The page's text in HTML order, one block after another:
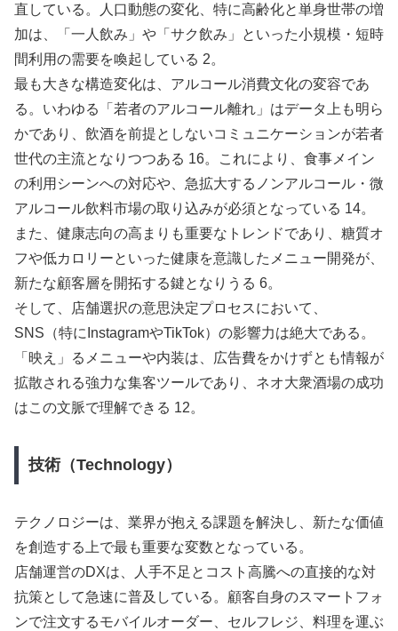
直している。人口動態の変化、特に高齢化と単身世帯の増
加は、「一人飲み」や「サク飲み」といった小規模・短時
間利用の需要を喚起している 2。
最も大きな構造変化は、アルコール消費文化の変容であ
る。いわゆる「若者のアルコール離れ」はデータ上も明ら
かであり、飲酒を前提としないコミュニケーションが若者
世代の主流となりつつある 16。これにより、食事メイン
の利用シーンへの対応や、急拡大するノンアルコール・微
アルコール飲料市場の取り込みが必須となっている 14。
また、健康志向の高まりも重要なトレンドであり、糖質オ
フや低カロリーといった健康を意識したメニュー開発が、
新たな顧客層を開拓する鍵となりうる 6。
そして、店舗選択の意思決定プロセスにおいて、
SNS（特にInstagramやTikTok）の影響力は絶大である。
「映え」るメニューや内装は、広告費をかけずとも情報が
拡散される強力な集客ツールであり、ネオ大衆酒場の成功
はこの文脈で理解できる 12。
技術（Technology）
テクノロジーは、業界が抱える課題を解決し、新たな価値
を創造する上で最も重要な変数となっている。
店舗運営のDXは、人手不足とコスト高騰への直接的な対
抗策として急速に普及している。顧客自身のスマートフォ
ンで注文するモバイルオーダー、セルフレジ、料理を運ぶ